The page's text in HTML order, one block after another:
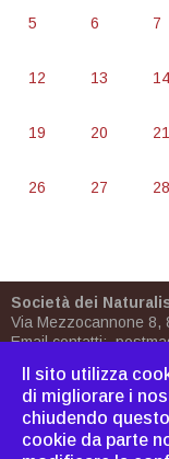
5 6 7
12 13 14
19 20 21
26 27 28
Società dei
Via Mezzocannone 8,
Email contatti:
PEC
siamo| Bornh |
Il sito utilizza
di migliorare i
chiudendo
cookie da parte